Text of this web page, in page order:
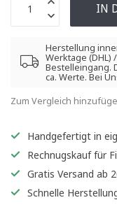
IN
Herstellung
Werktage
Bestelleingang.
ca. Werte. Bei
Zum Vergleich
Handgefertigt in
Rechnugskauf für
Gratis Versand ab
Schnelle